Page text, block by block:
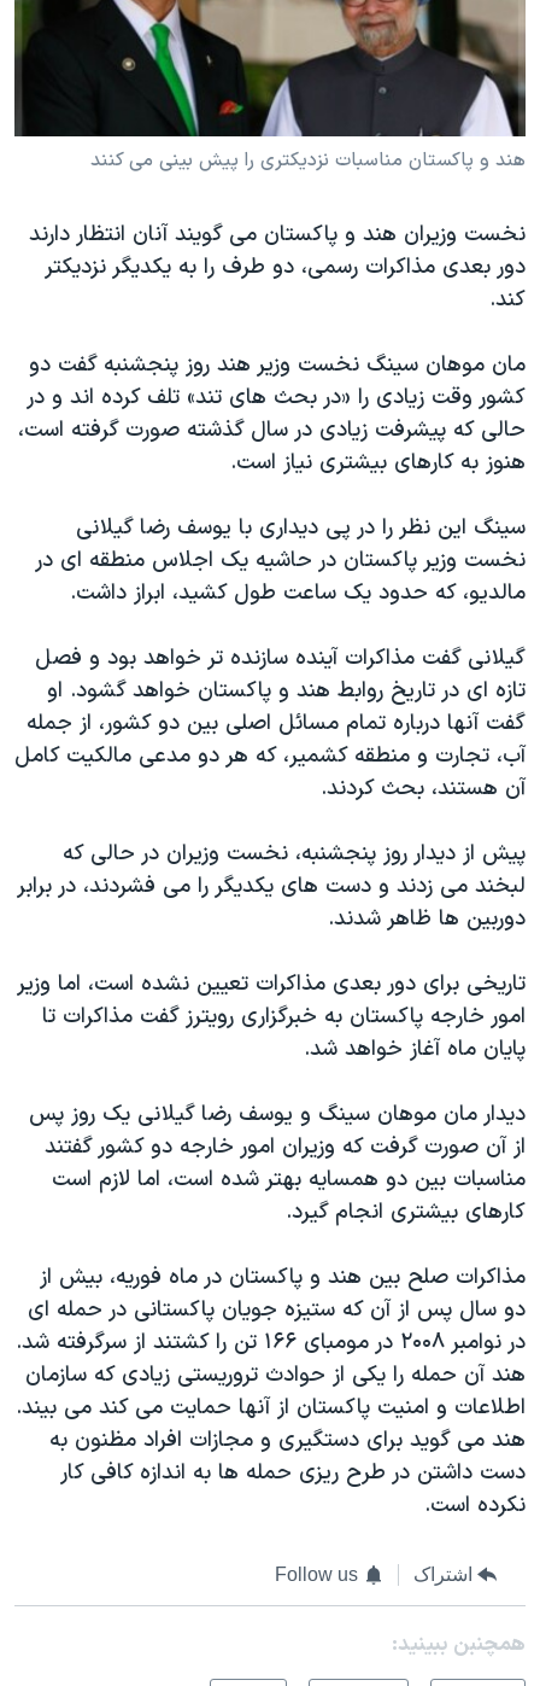
فرهنگ و زندگی
حقوق شهروندی
اقتصادی
علم و فناوری
گالری عکس
آرشیو پخش زنده
مستندها
انتخابات ریاست جمهوری آمریکا ۲۰۲۴
حمله جمهوری اسلامی به اسرائیل
رمز مهسا
اعتراضات زن، زندگی، آزادی
مجموعه مستندهای دادخواهی
دادگاه حمید نوری
چهل سال گروگان‌گیری
قانون شفافیت دارائی کادر رهبری ایران
اسرائیل در جنگ
نرگس محمدی برنده جایزه نوبل صلح
صفحه‌های ویژه
سفر پرزیدنت ترامپ به چین
دنبال کنید
هند و پاکستان مناسبات نزدیکتری را پیش بینی می کنند
نخست وزیران هند و پاکستان می گویند آنان انتظار دارند
دور بعدی مذاکرات رسمی، دو طرف را به یکدیگر نزدیکتر
کند.
مان موهان سینگ نخست وزیر هند روز پنجشنبه گفت دو
کشور وقت زیادی را «در بحث های تند» تلف کرده اند و در
حالی که پیشرفت زیادی در سال گذشته صورت گرفته است،
هنوز به کارهای بیشتری نیاز است.
سینگ این نظر را در پی دیداری با یوسف رضا گیلانی
نخست وزیر پاکستان در حاشیه یک اجلاس منطقه ای در
مالدیو، که حدود یک ساعت طول کشید، ابراز داشت.
گیلانی گفت مذاکرات آینده سازنده تر خواهد بود و فصل
تازه ای در تاریخ روابط هند و پاکستان خواهد گشود. او
گفت آنها درباره تمام مسائل اصلی بین دو کشور، از جمله
آب، تجارت و منطقه کشمیر، که هر دو مدعی مالکیت کامل
آن هستند، بحث کردند.
پیش از دیدار روز پنجشنبه، نخست وزیران در حالی که
لبخند می زدند و دست های یکدیگر را می فشردند، در برابر
دوربین ها ظاهر شدند.
تاریخی برای دور بعدی مذاکرات تعیین نشده است، اما وزیر
امور خارجه پاکستان به خبرگزاری رویترز گفت مذاکرات تا
پایان ماه آغاز خواهد شد.
دیدار مان موهان سینگ و یوسف رضا گیلانی یک روز پس
از آن صورت گرفت که وزیران امور خارجه دو کشور گفتند
مناسبات بین دو همسایه بهتر شده است، اما لازم است
کارهای بیشتری انجام گیرد.
مذاکرات صلح بین هند و پاکستان در ماه فوریه، بیش از
دو سال پس از آن که ستیزه جویان پاکستانی در حمله ای
در نوامبر ۲۰۰۸ در مومبای ۱۶۶ تن را کشتند از سرگرفته شد.
هند آن حمله را یکی از حوادث تروریستی زیادی که سازمان
اطلاعات و امنیت پاکستان از آنها حمایت می کند می بیند.
هند می گوید برای دستگیری و مجازات افراد مظنون به
دست داشتن در طرح ریزی حمله ها به اندازه کافی کار
نکرده است.
اشتراک Follow us
همچنبن ببینید: